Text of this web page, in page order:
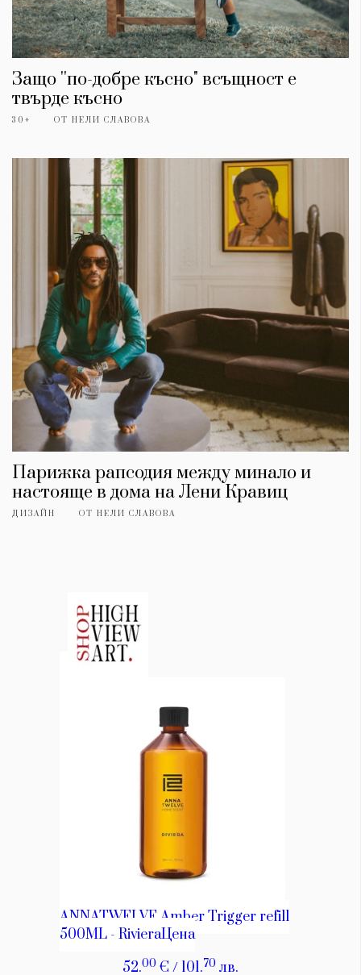
Защо ''по-добре късно" всъщност е
твърде късно
30+ ОТ НЕЛИ СЛАВОВА
Парижка рапсодия между минало и
настояще в дома на Лени Кравиц
ДИЗАЙН ОТ НЕЛИ СЛАВОВА